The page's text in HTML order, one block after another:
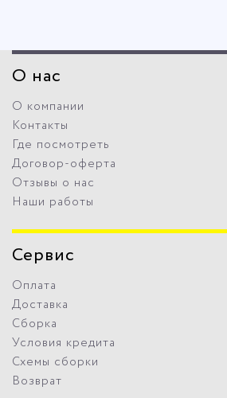
О нас
О компании
Контакты
Где посмотреть
Договор-оферта
Отзывы о нас
Наши работы
Сервис
Оплата
Доставка
Сборка
Условия кредита
Схемы сборки
Возврат